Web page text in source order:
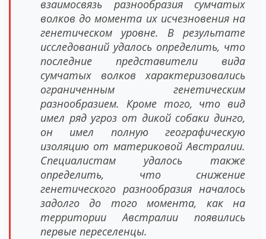
взаимосвязь разнообразия сумчатых
волков до момента их исчезновения на
генетическом уровне. В результате
исследований удалось определить, что
последние представители вида
сумчатых волков характеризовались
ограниченным генетическим
разнообразием. Кроме того, что вид
имел ряд угроз от дикой собаки динго,
он имел полную географическую
изоляцию от материковой Австралии.
Специалистам удалось также
определить, что снижение
генетического разнообразия началось
задолго до того момента, как на
территории Австралии появились
первые переселенцы.